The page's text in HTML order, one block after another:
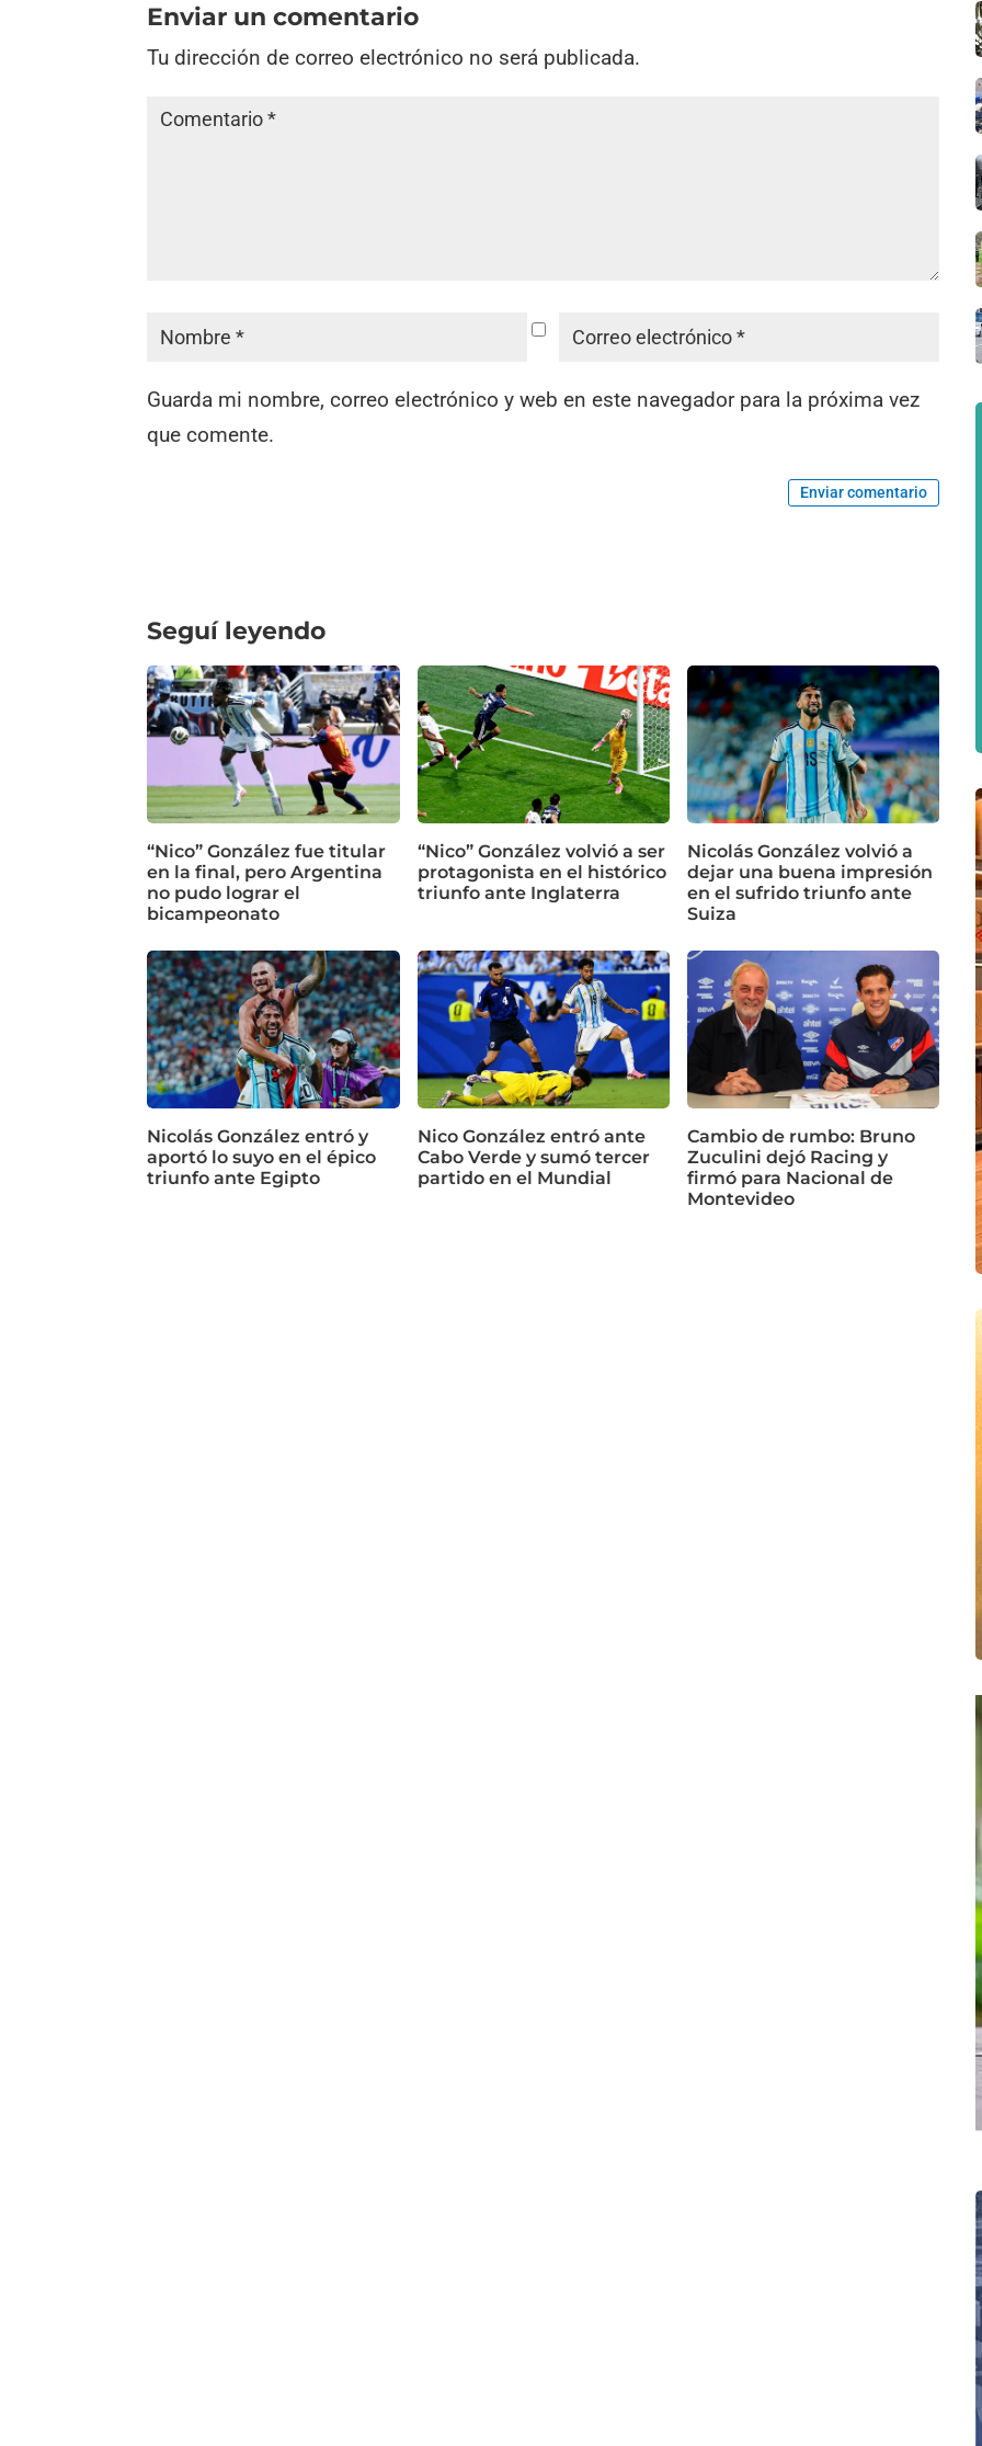
Enviar un comentario
Tu dirección de correo electrónico no será publicada.
Guarda mi nombre, correo electrónico y web en este navegador para la próxima vez
que comente.
Enviar comentario
Seguí leyendo
“Nico” González fue titular
en la final, pero Argentina
no pudo lograr el
bicampeonato
“Nico” González volvió a ser
protagonista en el histórico
triunfo ante Inglaterra
Nicolás González volvió a
dejar una buena impresión
en el sufrido triunfo ante
Suiza
Nicolás González entró y
aportó lo suyo en el épico
triunfo ante Egipto
Nico González entró ante
Cabo Verde y sumó tercer
partido en el Mundial
Cambio de rumbo: Bruno
Zuculini dejó Racing y
firmó para Nacional de
Montevideo